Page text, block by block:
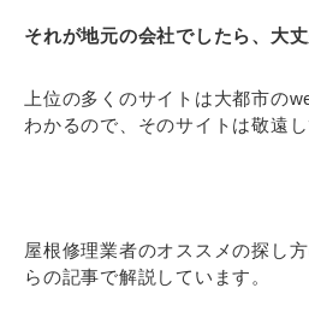
それが地元の会社でしたら、大丈
上位の多くのサイトは大都市の
わかるので、そのサイトは敬遠し
屋根修理業者のオススメの探し
らの記事で解説しています。